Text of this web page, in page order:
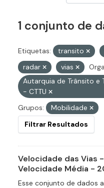
1 conjunto de
Etiquetas: transito
radar
vias
Autarquia de Trânsito e
- CTTU
Grupos:
Mobilidade
Filtrar Resultados
Velocidade das Vias
Velocidade Média -
Esse conjunto de dados